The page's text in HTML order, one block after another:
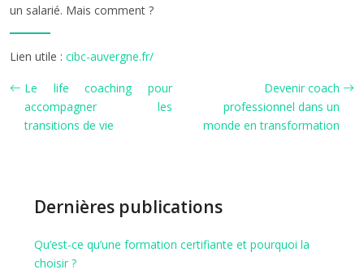
un salarié. Mais comment ?
Lien utile : cibc-auvergne.fr/
Le life coaching pour
accompagner les
transitions de vie
Devenir coach
professionnel dans un
monde en transformation
Dernières publications
Qu’est-ce qu’une formation certifiante et pourquoi la
choisir ?